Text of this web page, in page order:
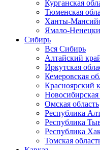
Курганская
Тюменская
Ханты-
Ямало-
Сибирь
Вся Сибирь
Алтайский
Иркутская
Кемеровская
Красноярский
Новосибирская
Омская область
Республика
Республика
Республика
Томская